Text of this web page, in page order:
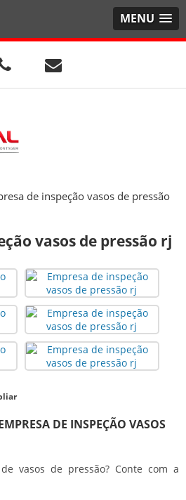
MENU
de inspeção vasos de pressão
vasos de pressão rj
DE INSPEÇÃO VASOS
vasos de pressão? Conte com a